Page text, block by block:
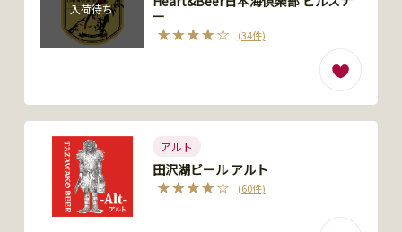
入荷待ち
ー
(34件)
アルト
田沢湖ビール アルト
(60件)